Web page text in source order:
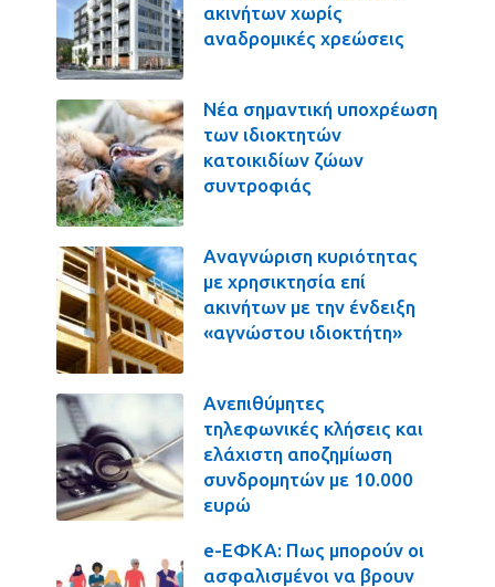
ακινήτων χωρίς
αναδρομικές χρεώσεις
Νέα σημαντική υποχρέωση
των ιδιοκτητών
κατοικιδίων ζώων
συντροφιάς
Αναγνώριση κυριότητας
με χρησικτησία επί
ακινήτων με την ένδειξη
«αγνώστου ιδιοκτήτη»
Ανεπιθύμητες
τηλεφωνικές κλήσεις και
ελάχιστη αποζημίωση
συνδρομητών με 10.000
ευρώ
e-ΕΦΚΑ: Πως μπορούν οι
ασφαλισμένοι να βρουν